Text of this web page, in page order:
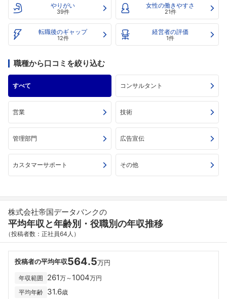
やりがい
39件
女性の働きやすさ
21件
転職後のギャップ
12件
経営者の評価
1件
職種から口コミを絞り込む
すべて コンサルタント
営業 技術
管理部門 広告宣伝
カスタマーサポート その他
株式会社帝国データバンクの
平均年収と年齢別・役職別の年収推移
（投稿者数：正社員64人）
投稿者の平均年収564.5万円
年収範囲 261万～ 1004万円
平均年齢 31.6歳